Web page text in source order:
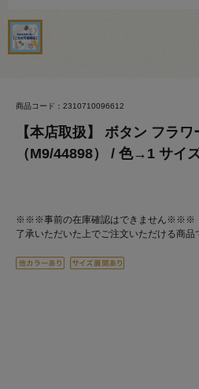
商品コード：2310710096612
【本店取扱】 ボタン フラ
（M9/44898） / 色→1 サイ
※※※事前の在庫確認はできません※※※
了承いただいた上でご注文いただける商品